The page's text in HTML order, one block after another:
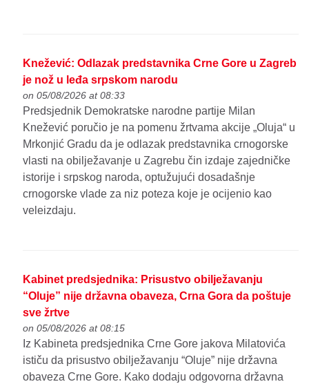
Knežević: Odlazak predstavnika Crne Gore u Zagreb
je nož u leđa srpskom narodu
on 05/08/2026 at 08:33
Predsjednik Demokratske narodne partije Milan
Knežević poručio je na pomenu žrtvama akcije „Oluja“ u
Mrkonjić Gradu da je odlazak predstavnika crnogorske
vlasti na obilježavanje u Zagrebu čin izdaje zajedničke
istorije i srpskog naroda, optužujući dosadašnje
crnogorske vlade za niz poteza koje je ocijenio kao
veleizdaju.
Kabinet predsjednika: Prisustvo obilježavanju
“Oluje” nije državna obaveza, Crna Gora da poštuje
sve žrtve
on 05/08/2026 at 08:15
Iz Kabineta predsjednika Crne Gore jakova Milatovića
ističu da prisustvo obilježavanju “Oluje” nije državna
obaveza Crne Gore. Kako dodaju odgovorna državna